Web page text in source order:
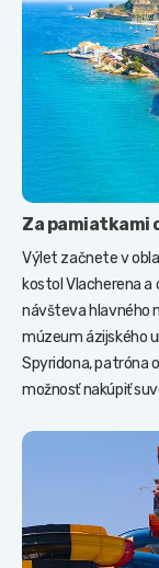
Za pamiatkami
Výlet začnete v
kostol Vlacherena
návšteva hlavného
múzeum ázijského
Spyridona, patróna
možnosť nakúpiť